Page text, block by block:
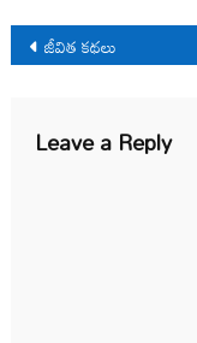
Post
navigation
జీవిత కథలు
Leave a Reply